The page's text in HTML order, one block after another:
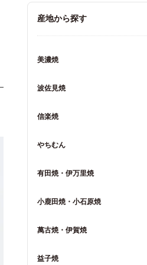
キッチン用品
重箱・弁当箱
産地から探す
美濃焼
波佐見焼
信楽焼
やちむん
有田焼・伊万里焼
小鹿田焼・小石原焼
萬古焼・伊賀焼
益子焼